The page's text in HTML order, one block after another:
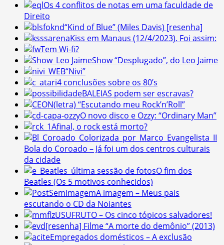
Os 4 conflitos de notas em uma faculdade de
Direito
“Kind of Blue” (Miles Davis) [resenha]
Kiss em Manaus (12/4/2023). Foi assim:
Tem Wi-fi?
Show “Desplugado”, do Leo Jaime
“Nivi”
4 conclusões sobre os 80’s
BALEIAS podem ser escravas?
(letra) “Escutando meu Rock’n’Roll”
O novo disco e Ozzy: “Ordinary Man”
Afinal, o rock está morto?
Bola do Coroado – Já foi um dos centros culturais
da cidade
O fim dos
Beatles (Os 5 motivos conhecidos)
A imagem – Meus pais
escutando o CD da Noiantes
USUFRUTO – Os cinco tópicos salvadores!
[resenha] Filme “A morte do demônio” (2013)
Empregados domésticos – A exclusão